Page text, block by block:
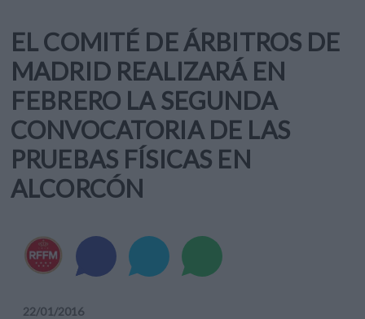
EL COMITÉ DE ÁRBITROS DE
MADRID REALIZARÁ EN
FEBRERO LA SEGUNDA
CONVOCATORIA DE LAS
PRUEBAS FÍSICAS EN
ALCORCÓN
22/01/2016